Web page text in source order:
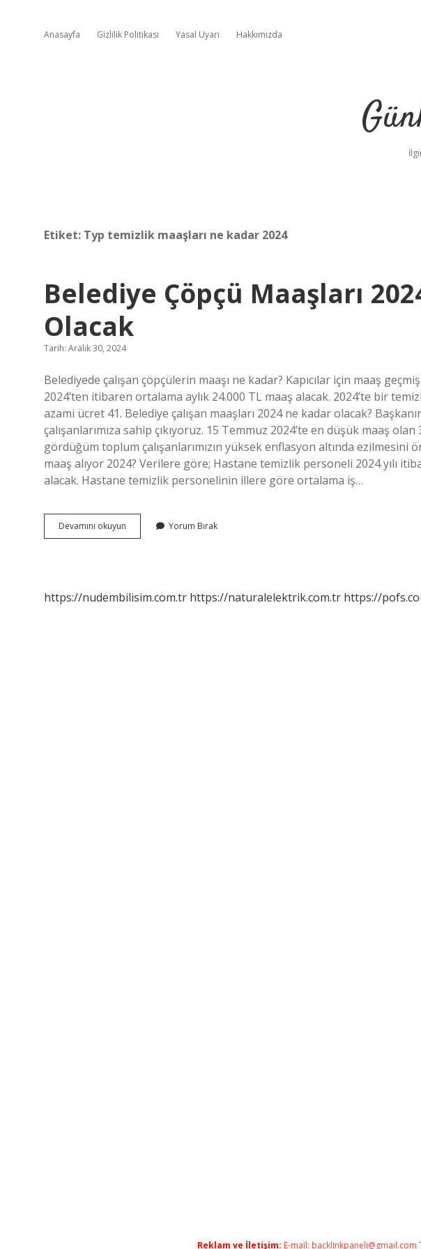
Anasayfa Gizlilik Politikası Yasal Uyarı Hakkımızda
Etiket: Typ temizlik maaşları ne kadar 2024
Belediye Çöpçü Maaşları
Olacak
Tarih: Aralık 30, 2024
Belediyede çalışan çöpçülerin maaşı ne kadar? Kapıcılar için maaş
2024’ten itibaren ortalama aylık 24.000 TL maaş alacak. 2024’te bir
azami ücret 41. Belediye çalışan maaşları 2024 ne kadar olacak?
çalışanlarımıza sahip çıkıyoruz. 15 Temmuz 2024’te en düşük maaş
gördüğüm toplum çalışanlarımızın yüksek enflasyon altında
maaş alıyor 2024? Verilere göre; Hastane temizlik personeli 2024 yılı
alacak. Hastane temizlik personelinin illere göre ortalama iş…
Devamını okuyun Belediye
Çöpçü
Olacak
Yorum Bırak
https://nudembilisim.com.tr https://naturalelektrik.com.tr https://
Reklam ve İletişim: E-mail: backlinkpaneli@gmail.com